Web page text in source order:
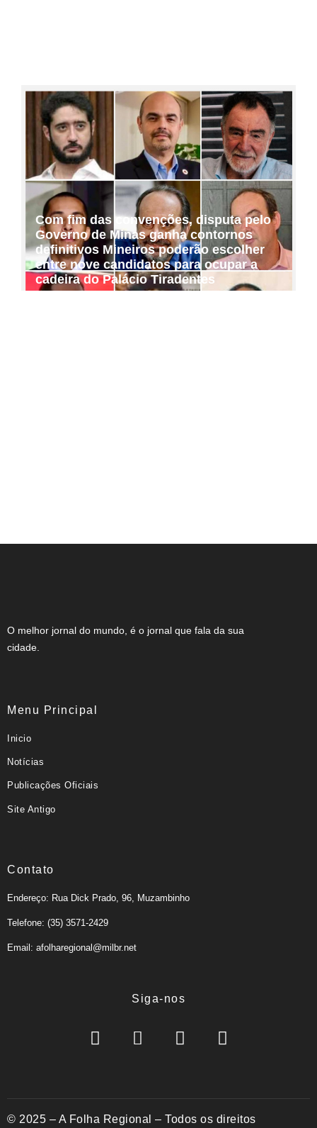
Com fim das convenções, disputa pelo
Governo de Minas ganha contornos
definitivos Mineiros poderão escolher
entre nove candidatos para ocupar a
cadeira do Palácio Tiradentes
O melhor jornal do mundo, é o jornal que fala da sua
cidade.
Menu Principal
Inicio
Notícias
Publicações Oficiais
Site Antigo
Contato
Endereço: Rua Dick Prado, 96, Muzambinho
Telefone: (35) 3571-2429
Email: afolharegional@milbr.net
Siga-nos
© 2025 – A Folha Regional – Todos os direitos